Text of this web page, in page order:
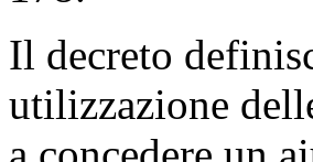
Il decreto
utilizzazione